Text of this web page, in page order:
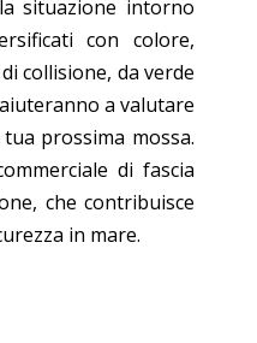
situazione intorno
con colore,
collisione, da verde
a valutare
prossima mossa.
di fascia
che contribuisce
in mare.